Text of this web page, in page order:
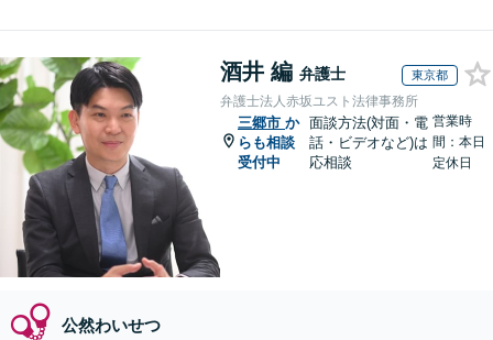
酒井 編 弁護士 東京都
弁護士法人赤坂ユスト法律事務所
三郷市 か
らも相談
受付中
面談方法(対面・電
話・ビデオなど)は
応相談
営業時
間：本日
定休日
公然わいせつ